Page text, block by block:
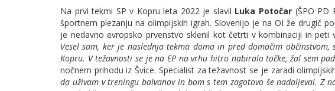
Na prvi tekmi SP v Kopru leta 2022 je slavil Luka Potočar (ŠPO PD
športnem plezanju na olimpijskih igrah. Slovenijo je na OI že drugič
je nedavno evropsko prvenstvo sklenil kot četrti v kombinaciji in peti
Vesel sam, ker je naslednja tekma doma in pred domačim
Kopru. V težavnosti se je na EP na vrhu hitro nabiralo točke, žal sem
nočnem prihodu iz Švice. Specialist za težavnost se je zaradi
da uživam v treningu balvanov in bom s tem zagotovo še nadaljeval. Z